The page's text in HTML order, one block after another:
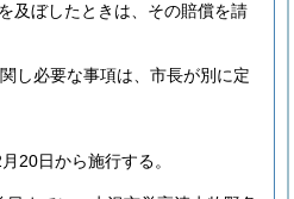
及ぼしたときは、その賠償を請
し必要な事項は、市長が別に定
20日から施行する。